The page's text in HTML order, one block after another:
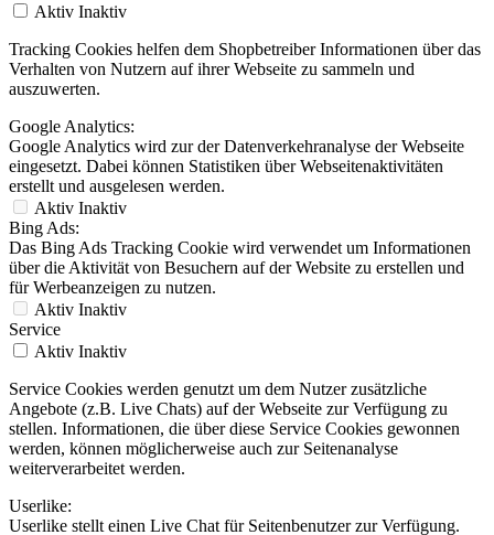
Aktiv Inaktiv
Tracking Cookies helfen dem Shopbetreiber Informationen über das
Verhalten von Nutzern auf ihrer Webseite zu sammeln und
auszuwerten.
Google Analytics:
Google Analytics wird zur der Datenverkehranalyse der Webseite
eingesetzt. Dabei können Statistiken über Webseitenaktivitäten
erstellt und ausgelesen werden.
Aktiv Inaktiv
Bing Ads:
Das Bing Ads Tracking Cookie wird verwendet um Informationen
über die Aktivität von Besuchern auf der Website zu erstellen und
für Werbeanzeigen zu nutzen.
Aktiv Inaktiv
Service
Aktiv Inaktiv
Service Cookies werden genutzt um dem Nutzer zusätzliche
Angebote (z.B. Live Chats) auf der Webseite zur Verfügung zu
stellen. Informationen, die über diese Service Cookies gewonnen
werden, können möglicherweise auch zur Seitenanalyse
weiterverarbeitet werden.
Userlike:
Userlike stellt einen Live Chat für Seitenbenutzer zur Verfügung.